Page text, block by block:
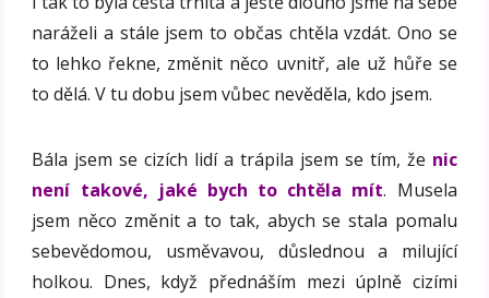
naráželi a stále jsem to občas chtěla vzdát. Ono se
to lehko řekne, změnit něco uvnitř, ale už hůře se
to dělá. V tu dobu jsem vůbec nevěděla, kdo jsem.
Bála jsem se cizích lidí a trápila jsem se tím, že nic
není takové, jaké bych to chtěla mít. Musela
jsem něco změnit a to tak, abych se stala pomalu
sebevědomou, usměvavou, důslednou a milující
holkou. Dnes, když přednáším mezi úplně cizími